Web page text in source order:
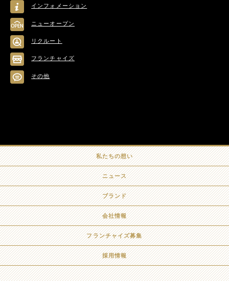
インフォメーション
ニューオープン
リクルート
フランチャイズ
その他
私たちの想い
ニュース
ブランド
会社情報
フランチャイズ募集
採用情報